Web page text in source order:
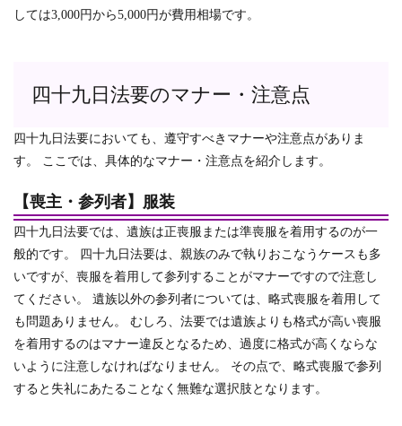
しては3,000円から5,000円が費用相場です。
四十九日法要のマナー・注意点
四十九日法要においても、遵守すべきマナーや注意点がありま
す。 ここでは、具体的なマナー・注意点を紹介します。
【喪主・参列者】服装
四十九日法要では、遺族は正喪服または準喪服を着用するのが一
般的です。
四十九日法要は、親族のみで執りおこなうケースも多
いですが、喪服を着用して参列することがマナーですので注意し
てください。
遺族以外の参列者については、略式喪服を着用して
も問題ありません。 むしろ、法要では遺族よりも格式が高い喪服
を着用するのはマナー違反となるため、過度に格式が高くならな
いように注意しなければなりません。 その点で、略式喪服で参列
すると失礼にあたることなく無難な選択肢となります。